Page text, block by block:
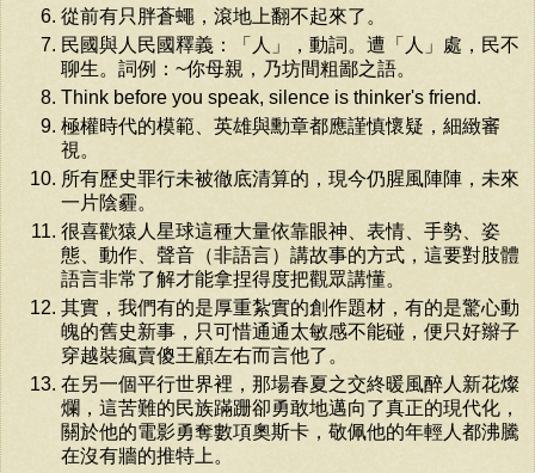
從前有只胖蒼蠅，滾地上翻不起來了。
民國與人民國釋義：「人」，動詞。遭「人」處，民不
聊生。詞例：~你母親，乃坊間粗鄙之語。
Think before you speak, silence is thinker's friend.
極權時代的模範、英雄與勳章都應謹慎懷疑，細緻審
視。
所有歷史罪行未被徹底清算的，現今仍腥風陣陣，未來
一片陰霾。
很喜歡猿人星球這種大量依靠眼神、表情、手勢、姿
態、動作、聲音（非語言）講故事的方式，這要對肢體
語言非常了解才能拿捏得度把觀眾講懂。
其實，我們有的是厚重紮實的創作題材，有的是驚心動
魄的舊史新事，只可惜通通太敏感不能碰，便只好辮子
穿越裝瘋賣傻王顧左右而言他了。
在另一個平行世界裡，那場春夏之交終暖風醉人新花燦
爛，這苦難的民族蹣跚卻勇敢地邁向了真正的現代化，
關於他的電影勇奪數項奧斯卡，敬佩他的年輕人都沸騰
在沒有牆的推特上。